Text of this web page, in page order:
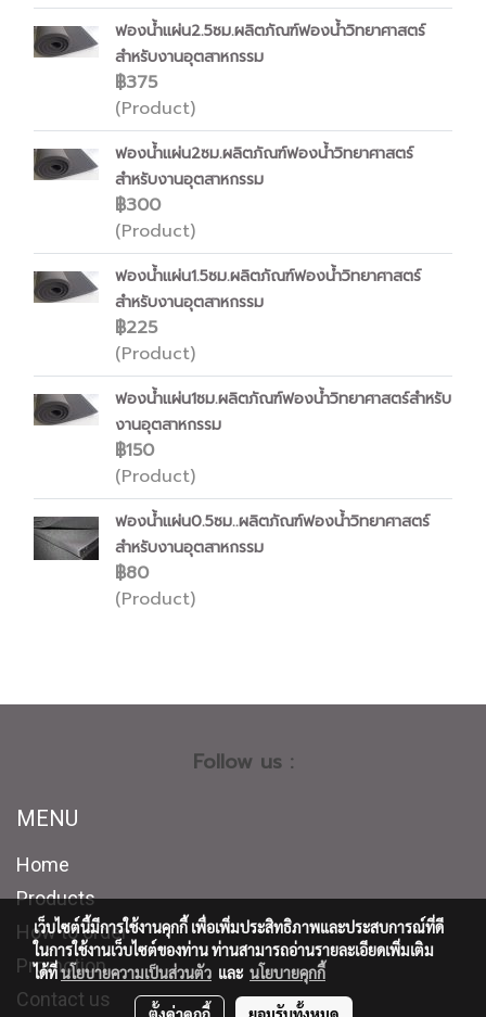
ฟองน้ำแผ่น2.5ซม.ผลิตภัณฑ์ฟองน้ำวิทยาศาสตร์
สำหรับงานอุตสาหกรรม
฿375
(Product)
ฟองน้ำแผ่น2ซม.ผลิตภัณฑ์ฟองน้ำวิทยาศาสตร์
สำหรับงานอุตสาหกรรม
฿300
(Product)
ฟองน้ำแผ่น1.5ซม.ผลิตภัณฑ์ฟองน้ำวิทยาศาสตร์
สำหรับงานอุตสาหกรรม
฿225
(Product)
ฟองน้ำแผ่น1ซม.ผลิตภัณฑ์ฟองน้ำวิทยาศาสตร์สำหรับ
งานอุตสาหกรรม
฿150
(Product)
ฟองน้ำแผ่น0.5ซม..ผลิตภัณฑ์ฟองน้ำวิทยาศาสตร์
สำหรับงานอุตสาหกรรม
฿80
(Product)
Follow us :
MENU
Home
Products
How to order
Promotion
Contact us
เว็บไซต์นี้มีการใช้งานคุกกี้ เพื่อเพิ่มประสิทธิภาพและประสบการณ์ที่ดี
ในการใช้งานเว็บไซต์ของท่าน ท่านสามารถอ่านรายละเอียดเพิ่มเติม
ได้ที่นโยบายความเป็นส่วนตัว และ นโยบายคุกกี้